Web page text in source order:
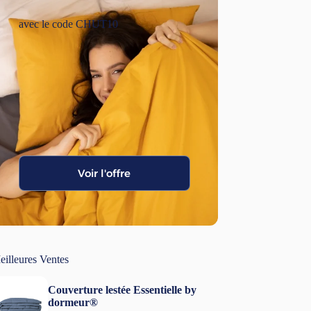
avec le code CHUT10
Voir l'offre
Ventes
Couverture lestée Essentielle by
dormeur®